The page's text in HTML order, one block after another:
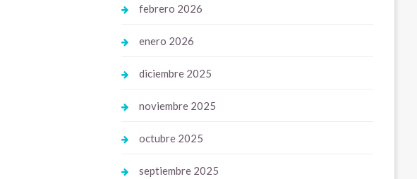
febrero 2026
enero 2026
diciembre 2025
noviembre 2025
octubre 2025
septiembre 2025